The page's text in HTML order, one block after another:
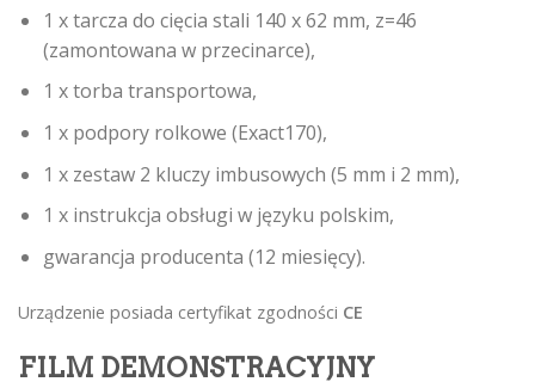
1 x tarcza do cięcia stali 140 x 62 mm, z=46
(zamontowana w przecinarce),
1 x torba transportowa,
1 x podpory rolkowe (Exact170),
1 x zestaw 2 kluczy imbusowych (5 mm i 2 mm),
1 x instrukcja obsługi w języku polskim,
gwarancja producenta (12 miesięcy).
Urządzenie posiada certyfikat zgodności CE
FILM DEMONSTRACYJNY